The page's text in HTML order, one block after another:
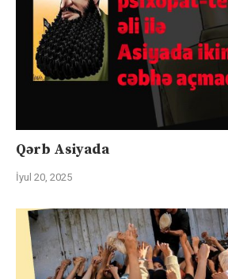
Qərb Asiyada
İyul 20, 2025